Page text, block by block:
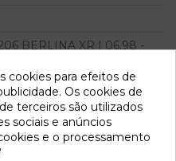
BERLINA XR | 06.98 -
04
cookies para efeitos de
Os cookies de
terceiros são utilizados
sociais e anúncios
e o processamento